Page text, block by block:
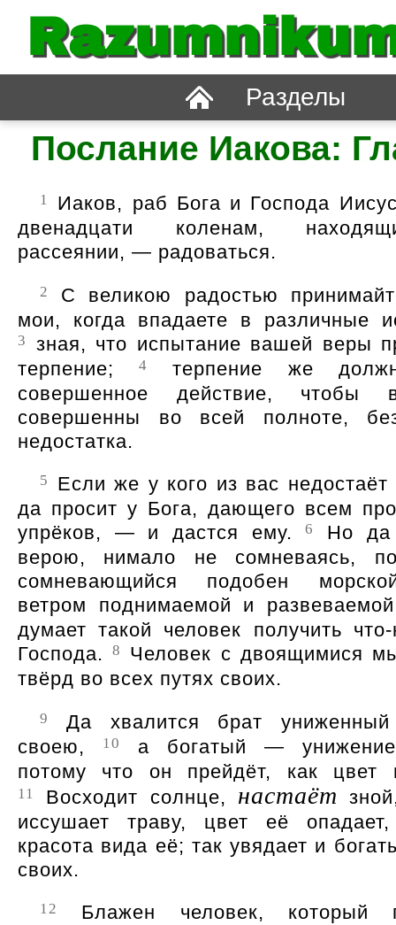
Разделы
Послание Иакова:
1
Иаков, раб Бога и Господа
двенадцати коленам,
рассеянии, — радоваться.
2
С великою радостью
мои, когда впадаете в различные
3
зная, что испытание вашей веры
терпение;4
терпение же
совершенное действие,
совершенны во всей полноте,
недостатка.
5
Если же у кого из вас недостаёт
да просит у Бога, дающего всем
упрёков, — и дастся ему.6
Но да
верою, нимало не сомневаясь,
сомневающийся подобен
ветром поднимаемой и
думает такой человек получить
Господа.8
Человек с двоящимися
твёрд во всех путях своих.
9
Да хвалится брат
своею,
10
а богатый —
потому что он прейдёт, как цвет
11 Восходит солнце, настаёт
иссушает траву, цвет её опадает,
красота вида её; так увядает и
своих.
12
Блажен человек, который